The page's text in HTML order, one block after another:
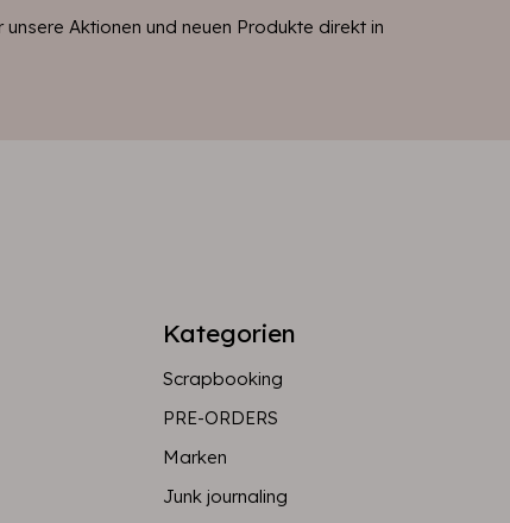
unsere Aktionen und neuen Produkte direkt in
Kategorien
Scrapbooking
PRE-ORDERS
Marken
Junk journaling